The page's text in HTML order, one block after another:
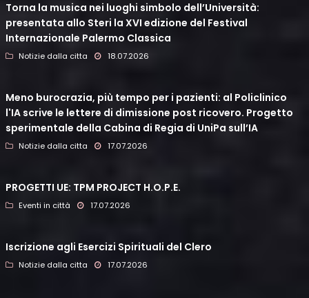
Torna la musica nei luoghi simbolo dell’Università:
presentata allo Steri la XVI edizione del Festival
Internazionale Palermo Classica
Notizie dalla citta 18.07.2026
Meno burocrazia, più tempo per i pazienti: al Policlinico
l'IA scrive le lettere di dimissione post ricovero. Progetto
sperimentale della Cabina di Regia di UniPa sull’IA
Notizie dalla citta 17.07.2026
PROGETTI UE: TPM PROJECT H.O.P.E.
Eventi in città 17.07.2026
Iscrizione agli Esercizi Spirituali del Clero
Notizie dalla citta 17.07.2026